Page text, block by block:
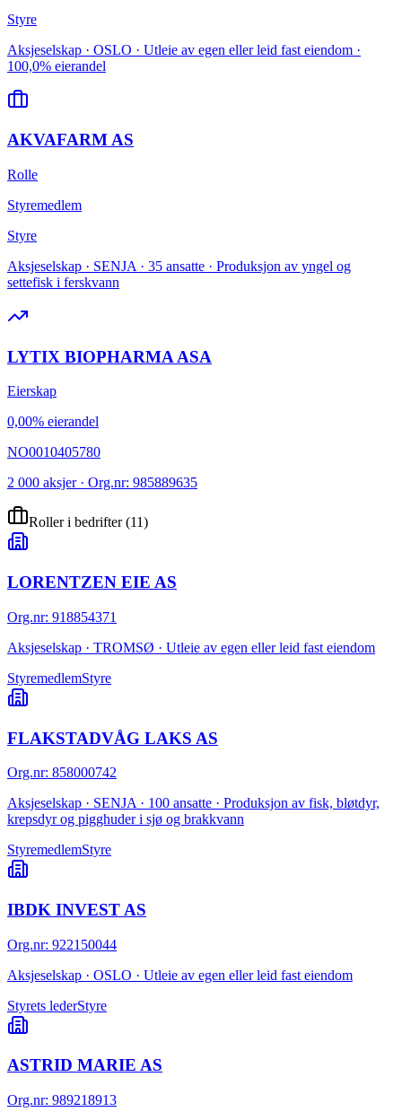
Styre
Aksjeselskap · OSLO · Utleie av egen eller leid fast eiendom ·
100,0% eierandel
AKVAFARM AS
Rolle
Styremedlem
Styre
Aksjeselskap · SENJA · 35 ansatte · Produksjon av yngel og
settefisk i ferskvann
LYTIX BIOPHARMA ASA
Eierskap
0,00% eierandel
NO0010405780
2 000 aksjer · Org.nr: 985889635
Roller i bedrifter(11)
LORENTZEN EIE AS
Org.nr: 918854371
Aksjeselskap · TROMSØ · Utleie av egen eller leid fast eiendom
StyremedlemStyre
FLAKSTADVÅG LAKS AS
Org.nr: 858000742
Aksjeselskap · SENJA · 100 ansatte · Produksjon av fisk, bløtdyr,
krepsdyr og pigghuder i sjø og brakkvann
StyremedlemStyre
IBDK INVEST AS
Org.nr: 922150044
Aksjeselskap · OSLO · Utleie av egen eller leid fast eiendom
Styrets lederStyre
ASTRID MARIE AS
Org.nr: 989218913